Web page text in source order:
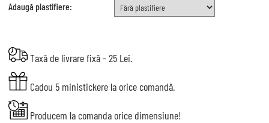
Adaugă plastifiere:
Taxă de livrare fixă - 25 Lei.
Cadou 5 ministickere la orice comandă.
Producem la comanda orice dimensiune!